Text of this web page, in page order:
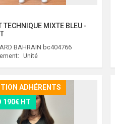
TECHNIQUE MIXTE BLEU -
BAHRAIN bc404766
Unité
ADHÉRENTS
190€ HT